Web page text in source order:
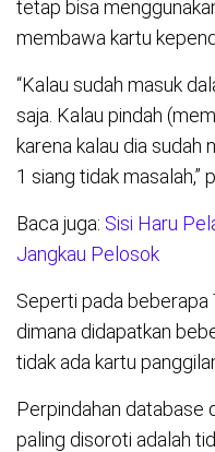
tetap bisa
membawa kartu
“Kalau sudah masuk
saja. Kalau pindah
karena kalau dia sudah
1 siang tidak masalah,”
Baca juga: Sisi Haru
Jangkau Pelosok
Seperti pada beberapa
dimana didapatkan
tidak ada kartu
Perpindahan database
paling disoroti adalah